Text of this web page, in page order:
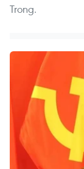
Trong.